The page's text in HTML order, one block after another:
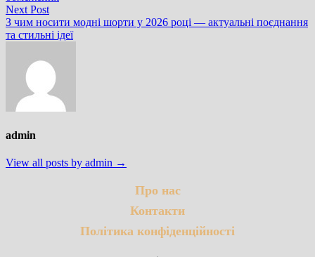
Next PostNext
post:
З чим носити модні шорти у 2026 році — актуальні поєднання
та стильні ідеї
admin
View all posts by admin →
Про нас
Контакти
Політика конфіденційності